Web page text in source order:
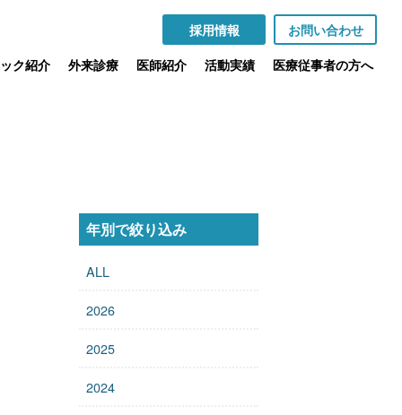
採用情報
お問い合わせ
ク紹介
外来診療 医師紹介 活動実績 医療従事者の方へ
年別で絞り込み
ALL
2026
2025
2024